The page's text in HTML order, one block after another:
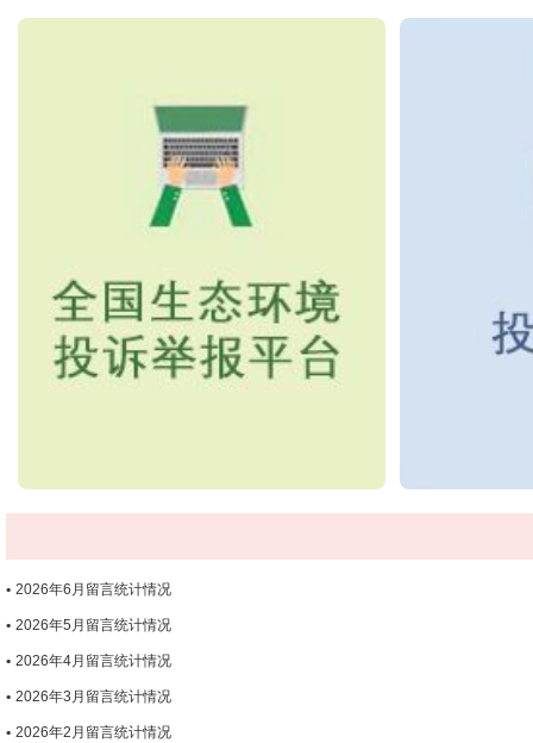
2026年6月留言统计情况
2026年5月留言统计情况
2026年4月留言统计情况
2026年3月留言统计情况
2026年2月留言统计情况